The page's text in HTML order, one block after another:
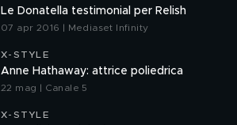
Le Donatella testimonial per Relish
07 apr 2016 | Mediaset Infinity
X-STYLE
Anne Hathaway: attrice poliedrica
22 mag | Canale 5
X-STYLE